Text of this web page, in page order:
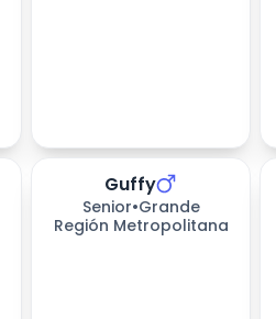
Guffy
Senior•Grande
Región Metropolitana